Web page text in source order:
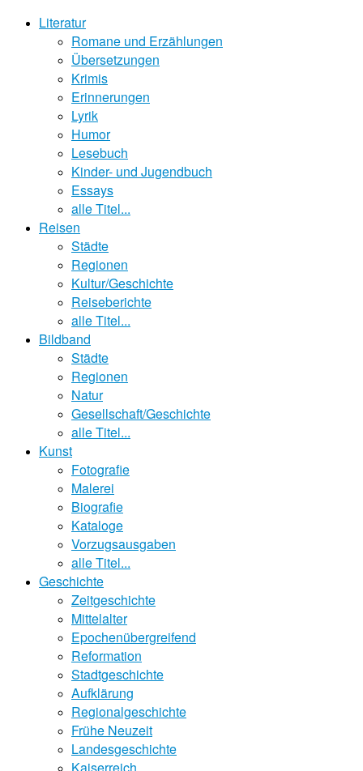
Literatur
Romane und Erzählungen
Übersetzungen
Krimis
Erinnerungen
Lyrik
Humor
Lesebuch
Kinder- und Jugendbuch
Essays
alle Titel...
Reisen
Städte
Regionen
Kultur/Geschichte
Reiseberichte
alle Titel...
Bildband
Städte
Regionen
Natur
Gesellschaft/Geschichte
alle Titel...
Kunst
Fotografie
Malerei
Biografie
Kataloge
Vorzugsausgaben
alle Titel...
Geschichte
Zeitgeschichte
Mittelalter
Epochenübergreifend
Reformation
Stadtgeschichte
Aufklärung
Regionalgeschichte
Frühe Neuzeit
Landesgeschichte